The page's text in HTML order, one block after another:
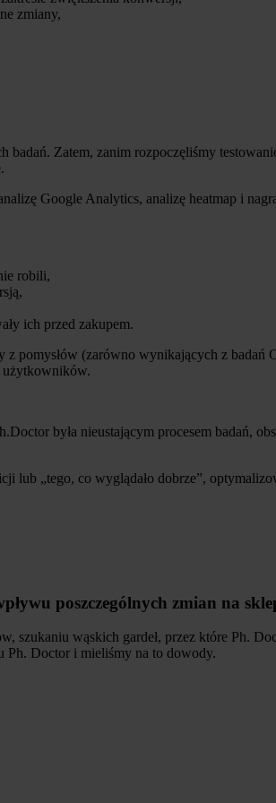
zmiany,
Zatem, zanim rozpoczęliśmy
Google Analytics, analizę heatmap i
robili,
ich przed zakupem.
pomysłów (zarówno wynikających z
użytkowników.
była nieustającym procesem badań,
lub „tego, co wyglądało dobrze”,
poszczególnych zmian na
szukaniu wąskich gardeł, przez które Ph.
Ph. Doctor i mieliśmy na to dowody.